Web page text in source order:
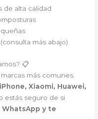
de alta calidad
más abajo)
📋
más comunes.
Xiaomi, Huawei,
estás seguro de si
WhatsApp y te